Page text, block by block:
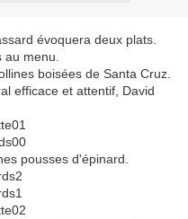
évoquera deux plats.
menu.
boisées de Santa Cruz.
efficace et attentif, David
pousses d'épinard.